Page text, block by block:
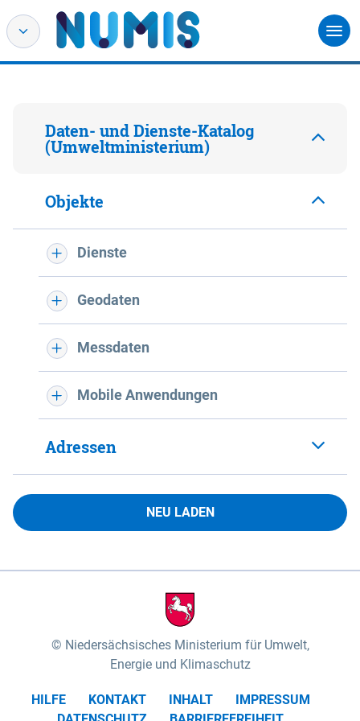
Daten- und Dienste-Katalog
(Umweltministerium)
Objekte
Dienste
Geodaten
Messdaten
Mobile Anwendungen
Adressen
NEU LADEN
Niedersächsisches Ministerium für Umwelt,
Energie und Klimaschutz
HILFE KONTAKT INHALT
IMPRESSUM